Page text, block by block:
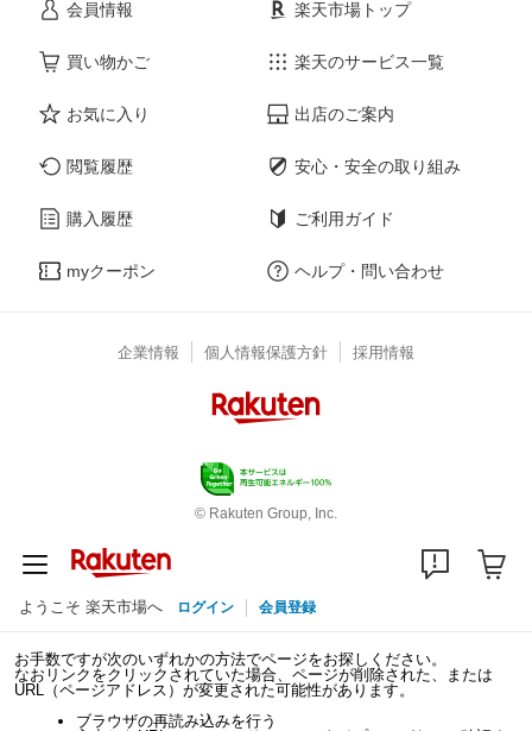
会員情報
買い物かご
お気に入り
閲覧履歴
購入履歴
myクーポン
楽天市場トップ
楽天のサービス一覧
出店のご案内
安心・安全の取り組み
ご利用ガイド
ヘルプ・問い合わせ
企業情報 個人情報保護方針 採用情報
© Rakuten Group, Inc.
ようこそ 楽天市場へ ログイン 会員登録
お手数ですが次のいずれかの方法でページをお探しください。
なおリンクをクリックされていた場合、ページが削除された、または
URL（ページアドレス）が変更された可能性があります。
ブラウザの再読み込みを行う